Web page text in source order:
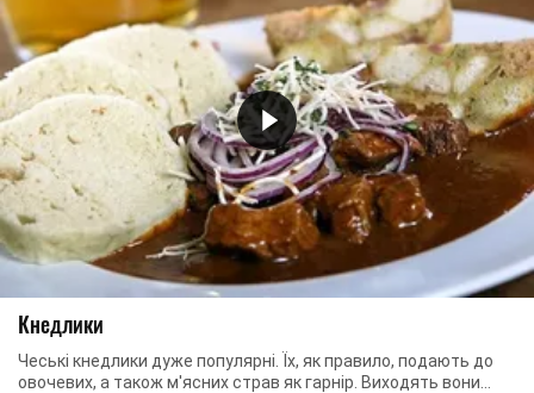
Кнедлики
Чеські кнедлики дуже популярні. Їх, як правило, подають до
овочевих, а також м'ясних страв як гарнір. Виходять вони